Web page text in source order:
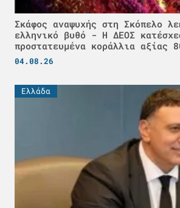
Σκάφος αναψυχής στη Σκόπελο
ελληνικό βυθό - H ΔΕΟΣ
προστατευμένα κοράλλια αξίας
04.08.26
Ελλάδα